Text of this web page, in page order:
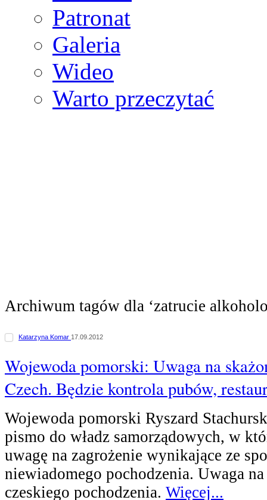
Patronat
Galeria
Wideo
Warto przeczytać
Archiwum tagów dla ‘zatrucie
Katarzyna Komar 17.09.2012
Wojewoda pomorski: Uwaga na
Czech. Będzie kontrola pubów,
Wojewoda pomorski Ryszard
pismo do władz samorządowych, w
uwagę na zagrożenie wynikające ze
niewiadomego pochodzenia. Uwaga
czeskiego pochodzenia. Więcej...